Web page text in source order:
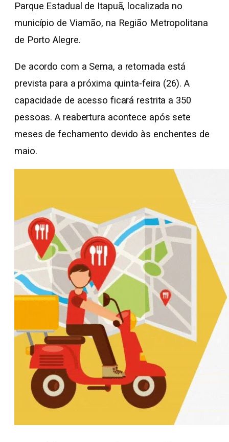
Parque Estadual de Itapuã, localizada no
município de Viamão, na Região Metropolitana
de Porto Alegre.
De acordo com a Sema, a retomada está
prevista para a próxima quinta-feira (26). A
capacidade de acesso ficará restrita a 350
pessoas. A reabertura acontece após sete
meses de fechamento devido às enchentes de
maio.